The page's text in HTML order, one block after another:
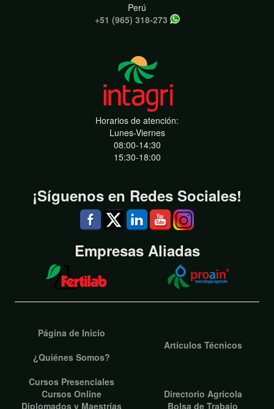
Perú
+51 (965) 318-273
Horarios de atención:
Lunes-Viernes
08:00-14:30
15:30-18:00
¡Síguenos en Redes Sociales!
Empresas Aliadas
Página de Inicio
¿Quiénes Somos?
Artículos Técnicos
Cursos Presenciales
Cursos Online
Diplomados y Maestrías
Directorio Agrícola
Bolsa de Trabajo